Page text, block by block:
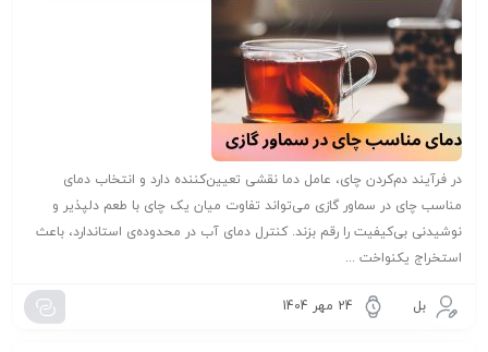
در فرآیند دم‌کردن چای، عامل دما نقشی تعیین‌کننده دارد و انتخاب دمای
مناسب چای در سماور گازی می‌تواند تفاوت میان یک چای با طعم دلپذیر و
نوشیدنی بی‌کیفیت را رقم بزند. کنترل دمای آب در محدوده‌ی استاندارد، باعث
استخراج یکنواخت ...
بل 24 مهر 1404